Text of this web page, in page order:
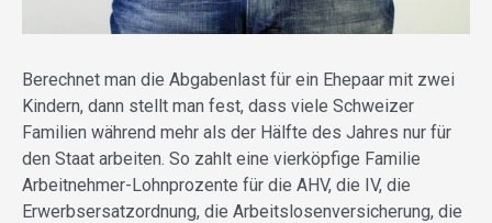
Berechnet man die Abgabenlast für ein Ehepaar mit zwei
Kindern, dann stellt man fest, dass viele Schweizer
Familien während mehr als der Hälfte des Jahres nur für
den Staat arbeiten. So zahlt eine vierköpfige Familie
Arbeitnehmer-Lohnprozente für die AHV, die IV, die
Erwerbsersatzordnung, die Arbeitslosenversicherung, die